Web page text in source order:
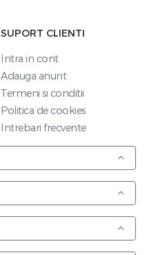
SUPORT CLIENTI
Intra in cont
Adauga anunt
Termeni si conditii
Politica de cookies
Intrebari frecvente